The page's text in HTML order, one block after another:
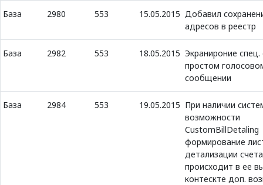
База 2980 553 15.05.2015 Добавил
адресов в реестр
База 2982 553 18.05.2015 Экранироние
простом
сообщении
База 2984 553 19.05.2015 При наличии
возможности
CustomBillDetaling
формирование
детализации счета
происходит в ее
контескте доп.